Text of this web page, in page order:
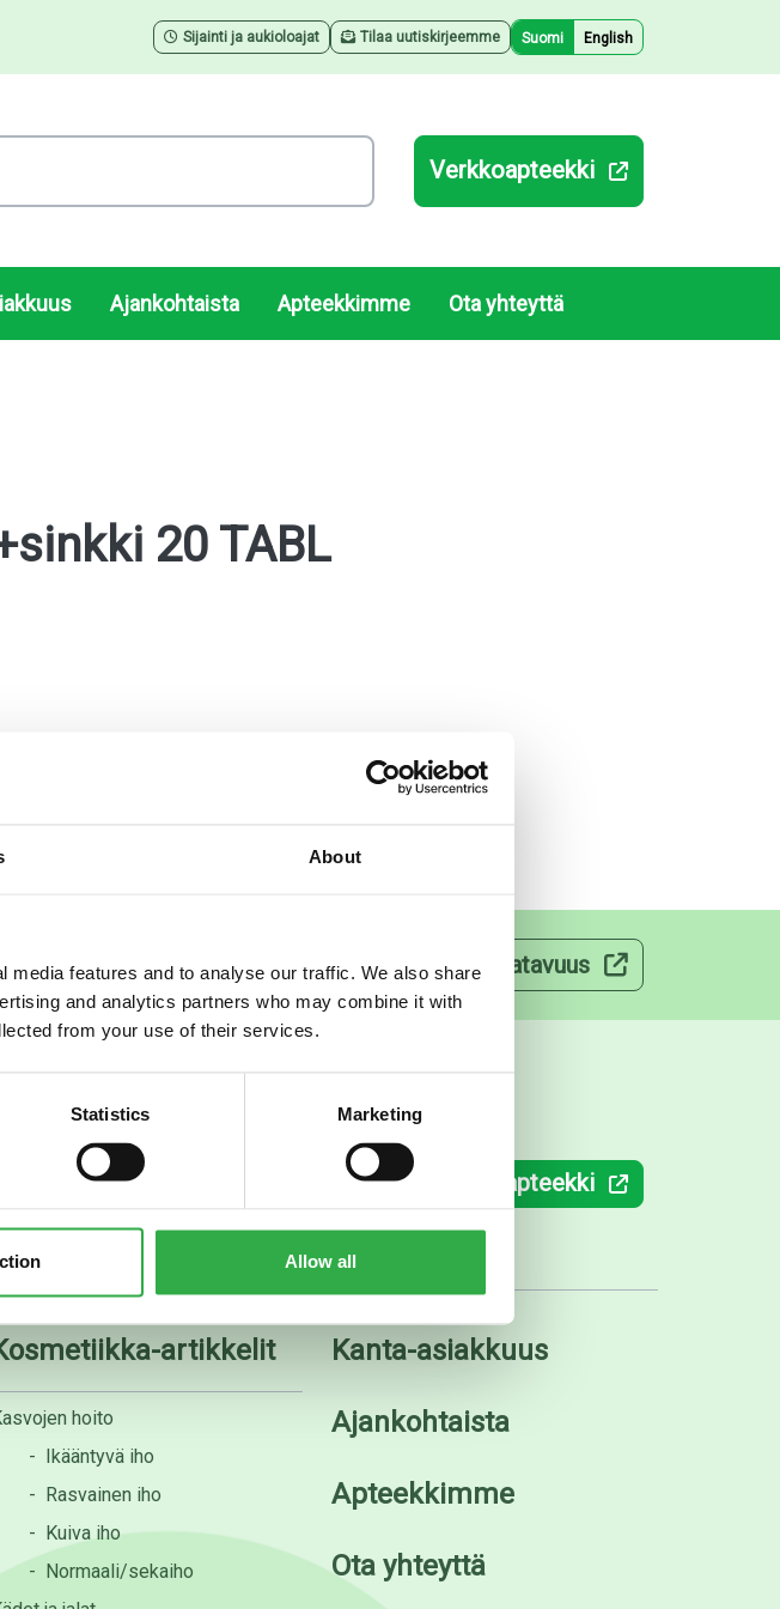
About
features and to analyse our traffic. We also share
and analytics partners who may combine it with
from your use of their services.
Statistics Marketing
Allow all
Sijainti ja aukioloajat Tilaa uutiskirjeemme Suomi English
Verkkoapteekki
Ajankohtaista Apteekkimme Ota yhteyttä
20 TABL
Pohde digitaaliset palvelut Lääkkeiden saatavuus
Verkkoapteekki
artikkelit
hoito
- Ikääntyvä iho
- Rasvainen iho
- Kuiva iho
- Normaali/sekaiho
Kanta-asiakkuus
Ajankohtaista
Apteekkimme
Ota yhteyttä